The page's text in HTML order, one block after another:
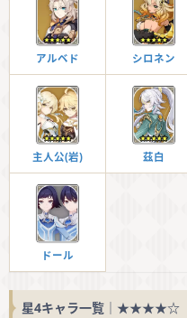
アルベド シロネン
主人公(岩) 茲白
ドール
星4キャラ一覧｜★★★★☆